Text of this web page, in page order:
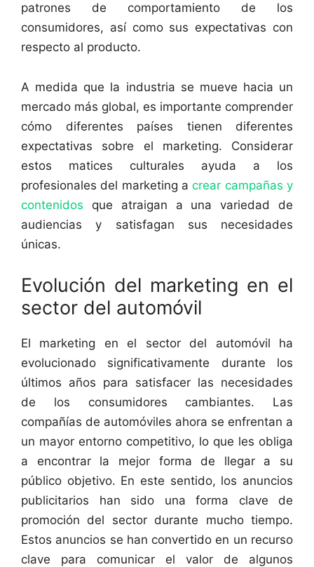
patrones de comportamiento de los
consumidores, así como sus expectativas con
respecto al producto.
A medida que la industria se mueve hacia un
mercado más global, es importante comprender
cómo diferentes países tienen diferentes
expectativas sobre el marketing. Considerar
estos matices culturales ayuda a los
profesionales del marketing acrear campañas y
contenidos que atraigan a una variedad de
audiencias y satisfagan sus necesidades
únicas.
Evolución del marketing en el
sector del automóvil
El marketing en el sector del automóvil ha
evolucionado significativamente durante los
últimos años para satisfacer las necesidades
de los consumidores cambiantes. Las
compañías de automóviles ahora se enfrentan a
un mayor entorno competitivo, lo que les obliga
a encontrar la mejor forma de llegar a su
público objetivo. En este sentido, los anuncios
publicitarios han sido una forma clave de
promoción del sector durante mucho tiempo.
Estos anuncios se han convertido en un recurso
clave para comunicar el valor de algunos